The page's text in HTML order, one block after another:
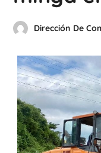
Dirección De